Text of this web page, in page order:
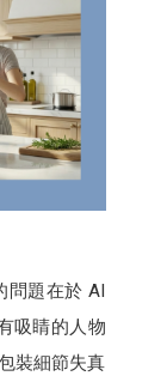
問題在於 AI
吸睛的人物
裝細節失真